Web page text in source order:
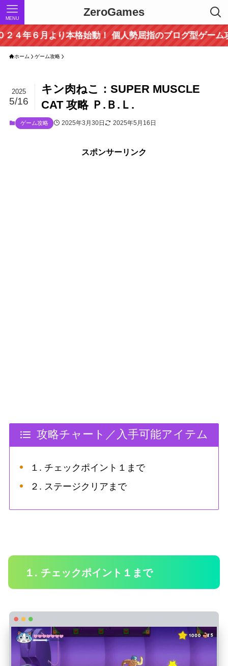
ZeroGames
MENU
月より本格始動！ 個人勢屈指のブログ型ゲーム攻略
ホーム ゲーム攻略
キン肉ねこ：SUPER MUSCLE
CAT 攻略 Ｐ.Ｂ.Ｌ.
2025
5/16
ゲーム攻略 2025年3月30日 2025年5月16日
スポンサーリンク
攻略チャート／入手可能アイテム
１. チェックポイント１まで
２. ステージクリアまで
１. チェックポイント１まで